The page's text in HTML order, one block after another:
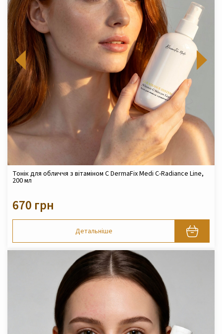
Тонік для обличчя з вітаміном C DermaFix Medi С-Radiance Line,
200 мл
670 грн
Детальніше